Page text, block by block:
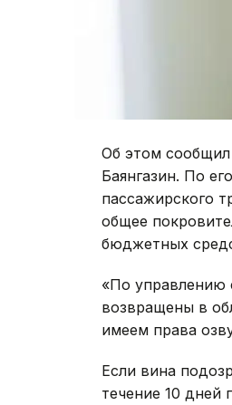
Об этом сообщил
Баянгазин. По
пассажирского
общее
бюджетных
«По управлению
возвращены в
имеем права
Если вина
течение 10 дней